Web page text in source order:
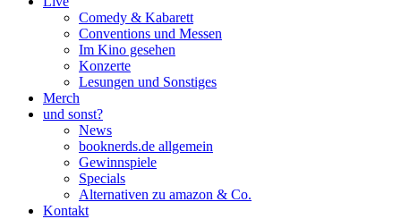
Comedy & Kabarett
Conventions und Messen
Im Kino gesehen
Konzerte
Lesungen und Sonstiges
Merch
und sonst?
News
booknerds.de allgemein
Gewinnspiele
Specials
Alternativen zu amazon & Co.
Kontakt